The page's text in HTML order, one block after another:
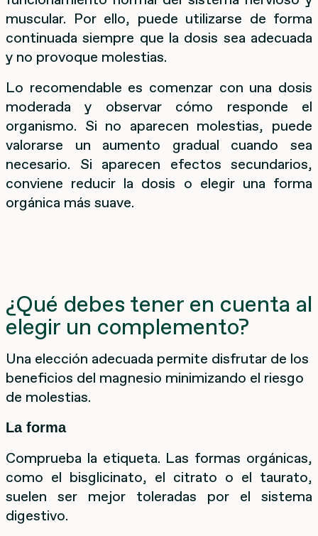
muscular. Por ello, puede utilizarse de forma
continuada siempre que la dosis sea adecuada
y no provoque molestias.
Lo recomendable es comenzar con una dosis
moderada y observar cómo responde el
organismo. Si no aparecen molestias, puede
valorarse un aumento gradual cuando sea
necesario. Si aparecen efectos secundarios,
conviene reducir la dosis o elegir una forma
orgánica más suave.
¿Qué debes tener en cuenta al
elegir un complemento?
Una elección adecuada permite disfrutar de los
beneficios del magnesio minimizando el riesgo
de molestias.
La forma
Comprueba la etiqueta. Las formas orgánicas,
como el bisglicinato, el citrato o el taurato,
suelen ser mejor toleradas por el sistema
digestivo.